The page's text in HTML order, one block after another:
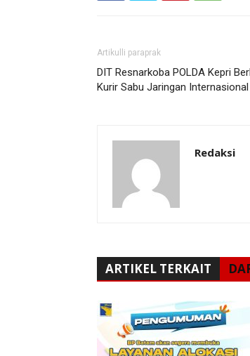
Artikulli paraprak
DIT Resnarkoba POLDA Kepri
Kurir Sabu Jaringan Internasional
Redaksi
ARTIKEL TERKAIT